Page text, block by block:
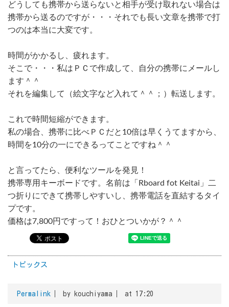
どうしても携帯から送らないと相手が受け取れない場合は
携帯から送るのですが・・・それでも長い文章を携帯で打
つのは本当に大変です。
時間がかかるし、疲れます。
そこで・・・私はＰＣで作成して、自分の携帯にメールし
ます＾＾
それを編集して（絵文字など入れて＾＾；）転送します。
これで時間短縮ができます。
私の場合、携帯に比べＰＣだと10倍は早くうてますから、
時間を10分の一にできるってことですね＾＾
と言ってたら、便利なツールを発見！
携帯専用キーボードです。名前は「Rboard fot Keitai」二
つ折りにできて携帯しやすいし、携帯電話を直結するタイ
プです。
価格は7,800円ですって！おひとついかが？＾＾
トピックス
Permalink by kouchiyama at 17:20